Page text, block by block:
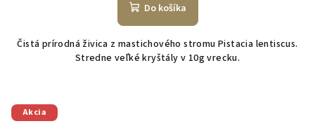
Do košíka
Čistá prírodná živica z mastichového stromu Pistacia lentiscus.
Stredne veľké kryštály v 10g vrecku.
Akcia